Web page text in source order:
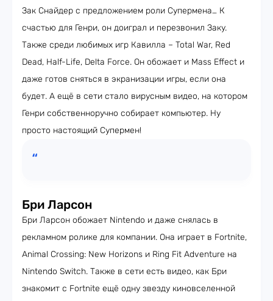
Зак Снайдер с предложением роли Супермена… К
счастью для Генри, он доиграл и перезвонил Заку.
Также среди любимых игр Кавилла – Total War, Red
Dead, Half-Life, Delta Force. Он обожает и Mass Effect и
даже готов сняться в экранизации игры, если она
будет. А ещё в сети стало вирусным видео, на котором
Генри собственноручно собирает компьютер. Ну
просто настоящий Супермен!
Бри Ларсон
Бри Ларсон обожает Nintendo и даже снялась в
рекламном ролике для компании. Она играет в Fortnite,
Animal Crossing: New Horizons и Ring Fit Adventure на
Nintendo Switch. Также в сети есть видео, как Бри
знакомит с Fortnite ещё одну звезду киновселенной